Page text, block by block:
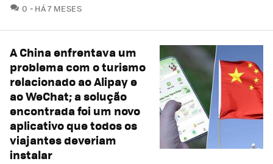
0 COMENTÁRIOS
HÁ 7 MESES
A China enfrentava um
problema com o turismo
relacionado ao Alipay e
ao WeChat; a solução
encontrada foi um novo
aplicativo que todos os
viajantes deveriam
instalar